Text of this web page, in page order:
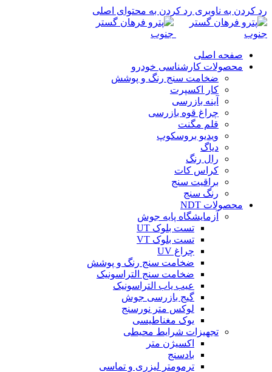
رد کردن به ناوبری رد کردن به محتوای اصلی
صفحه اصلی
محصولات کارشناسی خودرو
ضخامت سنج رنگ و پوشش
کار اکسپرت
آینه بازرسی
چراغ قوه بازرسی
قلم مگنت
ویدیو بروسکوپ
دیاگ
رال رنگ
کراس کات
براقیت سنج
رنگ سنج
محصولات NDT
آزمایشگاه پایه جوش
تست بلوک UT
تست بلوک VT
چراغ UV
ضخامت سنج رنگ و پوشش
ضخامت سنج التراسونیک
عیب یاب التراسونیک
گیج بازرسی جوش
لوکس متر نورسنج
یوک مغناطیسی
تجهیزات شرایط محیطی
اکسیژن متر
بادسنج
ترمومتر لیزری و تماسی